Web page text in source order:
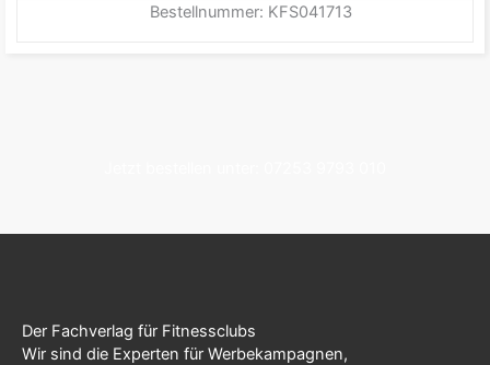
Bestellnummer: KFS041713
Der Fachverlag für Fitnessclubs
Wir sind die Experten für Werbekampagnen,